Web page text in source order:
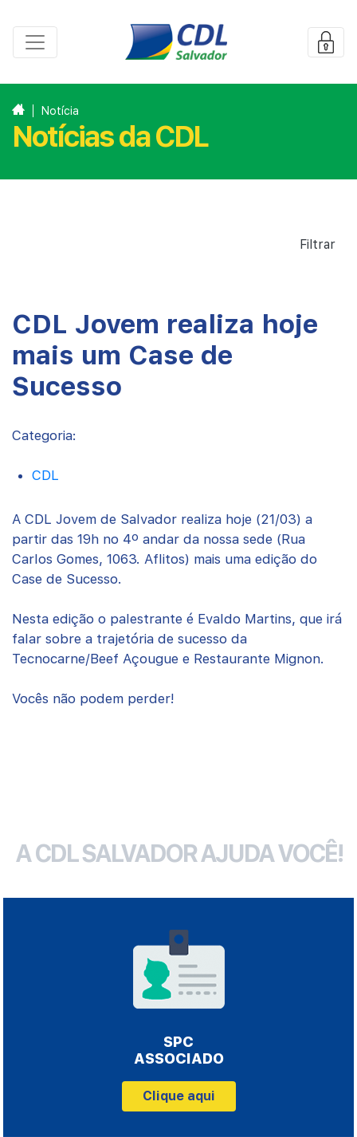
Notícia
Notícias da CDL
Filtrar
CDL Jovem realiza hoje
mais um Case de
Sucesso
Categoria:
CDL
A CDL Jovem de Salvador realiza hoje (21/03) a
partir das 19h no 4º andar da nossa sede (Rua
Carlos Gomes, 1063. Aflitos) mais uma edição do
Case de Sucesso.
Nesta edição o palestrante é Evaldo Martins, que irá
falar sobre a trajetória de sucesso da
Tecnocarne/Beef Açougue e Restaurante Mignon.
Vocês não podem perder!
A CDL SALVADOR AJUDA VOCÊ!
SPC
ASSOCIADO
Clique aqui